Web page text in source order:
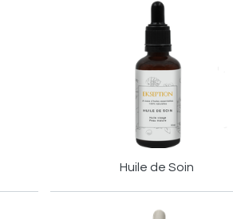
Huile de Soin